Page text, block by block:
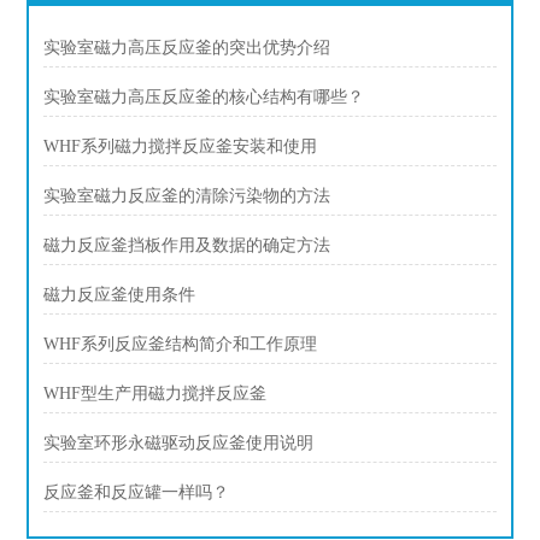
实验室磁力高压反应釜的突出优势介绍
实验室磁力高压反应釜的核心结构有哪些？
WHF系列磁力搅拌反应釜安装和使用
实验室磁力反应釜的清除污染物的方法
磁力反应釜挡板作用及数据的确定方法
磁力反应釜使用条件
WHF系列反应釜结构简介和工作原理
WHF型生产用磁力搅拌反应釜
实验室环形永磁驱动反应釜使用说明
反应釜和反应罐一样吗？